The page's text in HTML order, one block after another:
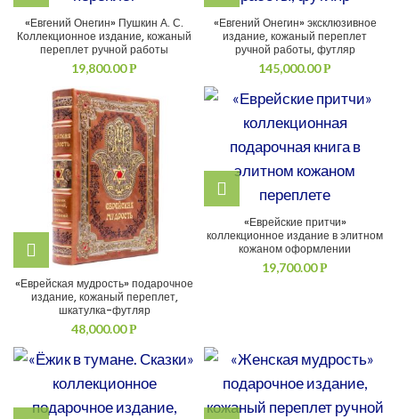
«Евгений Онегин» Пушкин А. С.
Коллекционное издание, кожаный
переплет ручной работы
19,800.00Р
«Евгений Онегин» эксклюзивное
издание, кожаный переплет
ручной работы, футляр
145,000.00Р
«Еврейская мудрость» подарочное
издание, кожаный переплет,
шкатулка-футляр
48,000.00Р
«Еврейские притчи»
коллекционное издание в элитном
кожаном оформлении
19,700.00Р